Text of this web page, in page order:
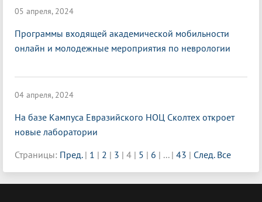
05 апреля, 2024
Программы входящей академической мобильности
онлайн и молодежные мероприятия по неврологии
04 апреля, 2024
На базе Кампуса Евразийского НОЦ Сколтех откроет
новые лаборатории
Страницы: Пред. | 1 | 2 | 3 | 4 | 5 | 6 | ... | 43 | След. Все